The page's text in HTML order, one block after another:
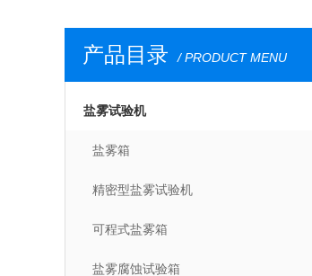
产品目录 / PRODUCT MENU
盐雾试验机
盐雾箱
精密型盐雾试验机
可程式盐雾箱
盐雾腐蚀试验箱